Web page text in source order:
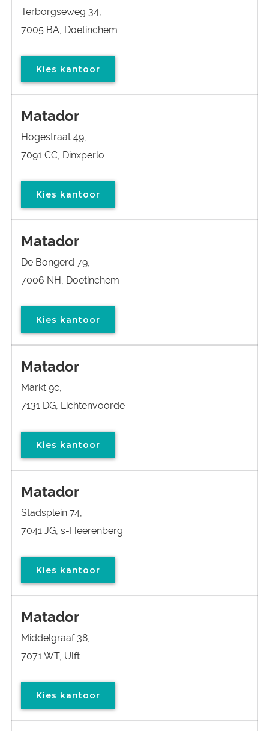
Terborgseweg 34,
7005 BA, Doetinchem
Kies kantoor
Matador
Hogestraat 49,
7091 CC, Dinxperlo
Kies kantoor
Matador
De Bongerd 79,
7006 NH, Doetinchem
Kies kantoor
Matador
Markt 9c,
7131 DG, Lichtenvoorde
Kies kantoor
Matador
Stadsplein 74,
7041 JG, s-Heerenberg
Kies kantoor
Matador
Middelgraaf 38,
7071 WT, Ulft
Kies kantoor